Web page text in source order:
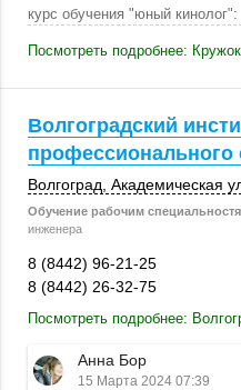
курс обучения "юный кинолог":
Посмотреть подробнее:
Волгоградский
Волгоград , Академическая
Обучение рабочим
инженера
8 (8442) 96-21-25
8 (8442) 26-32-75
Посмотреть подробнее:
Анна Бор
15 Марта 2024 07:39